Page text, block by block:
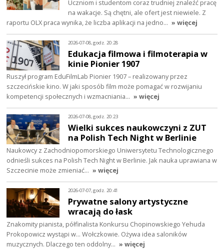
Uczniom i studentom coraz trudniej znaleźć pracę
na wakacje. Są chętni, ale ofert jest niewiele. Z
raportu OLX praca wynika, że liczba aplikacji na jedno… » więcej
2026-07-08, godz. 20:28
Edukacja filmowa i filmoterapia w
kinie Pionier 1907
Ruszył program EduFilmLab Pionier 1907 – realizowany przez
szczecińskie kino. W jaki sposób film może pomagać w rozwijaniu
kompetencji społecznych i wzmacniania… » więcej
2026-07-08, godz. 20:23
Wielki sukces naukowczyni z ZUT
na Polish Tech Night w Berlinie
Naukowcy z Zachodniopomorskiego Uniwersytetu Technologicznego
odnieśli sukces na Polish Tech Night w Berlinie. Jak nauka uprawiana w
Szczecinie może zmieniać… » więcej
2026-07-07, godz. 20:41
Prywatne salony artystyczne
wracają do łask
Znakomity pianista, półfinalista Konkursu Chopinowskiego Yehuda
Prokopowicz wystąpi w… Wołczkowie. Ożywa idea saloników
muzycznych. Dlaczego ten oddolny… » więcej